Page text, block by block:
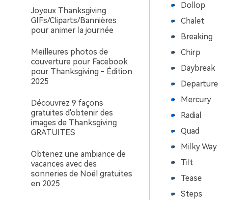
Joyeux Thanksgiving
GIFs/Cliparts/Bannières
pour animer la journée
Meilleures photos de
couverture pour Facebook
pour Thanksgiving - Édition
2025
Découvrez 9 façons
gratuites d'obtenir des
images de Thanksgiving
GRATUITES
Obtenez une ambiance de
vacances avec des
sonneries de Noël gratuites
en 2025
Dollop
Chalet
Breaking
Chirp
Daybreak
Departure
Mercury
Radial
Quad
Milky Way
Tilt
Tease
Steps